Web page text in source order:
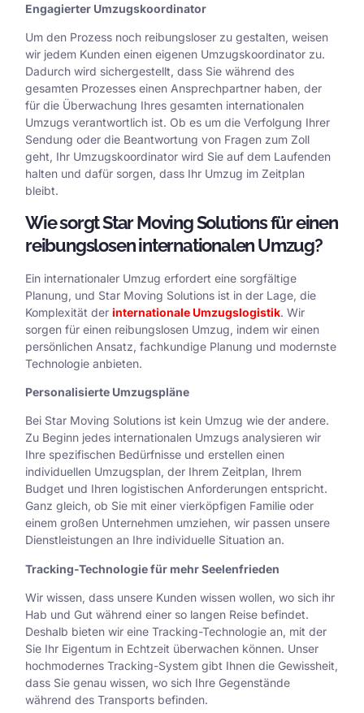
Engagierter Umzugskoordinator
Um den Prozess noch reibungsloser zu gestalten, weisen
wir jedem Kunden einen eigenen Umzugskoordinator zu.
Dadurch wird sichergestellt, dass Sie während des
gesamten Prozesses einen Ansprechpartner haben, der
für die Überwachung Ihres gesamten internationalen
Umzugs verantwortlich ist. Ob es um die Verfolgung Ihrer
Sendung oder die Beantwortung von Fragen zum Zoll
geht, Ihr Umzugskoordinator wird Sie auf dem Laufenden
halten und dafür sorgen, dass Ihr Umzug im Zeitplan
bleibt.
Wie sorgt Star Moving Solutions für einen
reibungslosen internationalen Umzug?
Ein internationaler Umzug erfordert eine sorgfältige
Planung, und Star Moving Solutions ist in der Lage, die
Komplexität der internationale Umzugslogistik. Wir
sorgen für einen reibungslosen Umzug, indem wir einen
persönlichen Ansatz, fachkundige Planung und modernste
Technologie anbieten.
Personalisierte Umzugspläne
Bei Star Moving Solutions ist kein Umzug wie der andere.
Zu Beginn jedes internationalen Umzugs analysieren wir
Ihre spezifischen Bedürfnisse und erstellen einen
individuellen Umzugsplan, der Ihrem Zeitplan, Ihrem
Budget und Ihren logistischen Anforderungen entspricht.
Ganz gleich, ob Sie mit einer vierköpfigen Familie oder
einem großen Unternehmen umziehen, wir passen unsere
Dienstleistungen an Ihre individuelle Situation an.
Tracking-Technologie für mehr Seelenfrieden
Wir wissen, dass unsere Kunden wissen wollen, wo sich ihr
Hab und Gut während einer so langen Reise befindet.
Deshalb bieten wir eine Tracking-Technologie an, mit der
Sie Ihr Eigentum in Echtzeit überwachen können. Unser
hochmodernes Tracking-System gibt Ihnen die Gewissheit,
dass Sie genau wissen, wo sich Ihre Gegenstände
während des Transports befinden.